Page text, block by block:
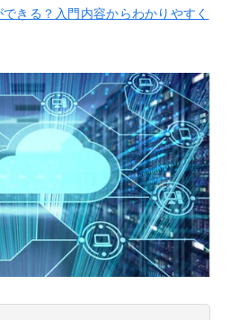
きる？入門内容からわかりやすく